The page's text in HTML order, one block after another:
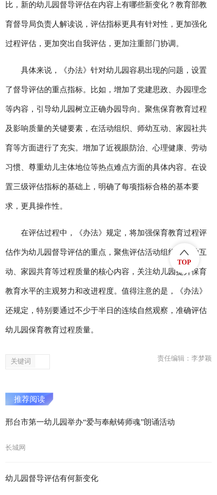
比，新的幼儿园督导评估在内容上有哪些新变化？教育部教
育督导局负责人解读说，评估指标更具有针对性，更加强化
过程评估，更加突出自我评估，更加注重部门协调。
具体来说，《办法》针对幼儿园容易出现的问题，设置
了督导评估的重点指标。比如，增加了党建思政、办园理念
等内容，引导幼儿园树立正确办园导向。聚焦保育教育过程
及影响质量的关键要素，在活动组织、师幼互动、家园社共
育等方面进行了充实。增加了近视眼防治、心理健康、劳动
习惯、尊重幼儿主体地位等热点难点方面的具体内容。在设
置三级评估指标的基础上，明确了每项指标合格的基本要
求，更具操作性。
在评估过程中，《办法》规定，将加强保育教育过程评
估作为幼儿园督导评估的重点，聚焦评估活动组织、师幼互
动、家园共育等过程质量的核心内容，关注幼儿园提升保育
教育水平的主观努力和改进程度。值得注意的是，《办法》
还规定，特别要通过不少于半日的连续自然观察，准确评估
幼儿园保育教育过程质量。
关键词 责任编辑：李梦颖
推荐阅读
邢台市第一幼儿园举办“爱与奉献铸师魂”朗诵活动
长城网
幼儿园督导评估有何新变化
TOP